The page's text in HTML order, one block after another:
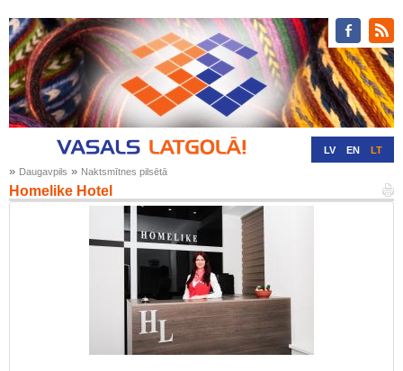
LV EN LT
» Daugavpils » Naktsmītnes pilsētā
Homelike Hotel